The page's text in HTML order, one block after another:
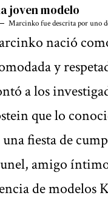
joven modelo
Marcinko fue descrita por uno
nació
y
a los
que lo
una fiesta de
amigo
de modelos